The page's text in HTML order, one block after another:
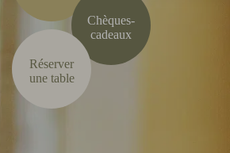
Chèques-
cadeaux
Réserver
une table